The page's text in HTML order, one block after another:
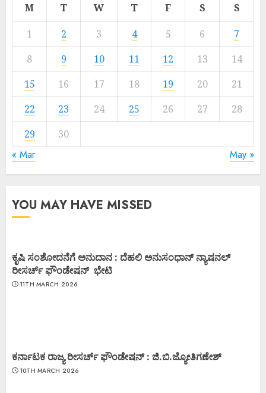
M T W T F S
S
1
2 3 4 5 6
7
8
9 10 11 12 13
14
15
16 17 18 19 20
21
22
23 24 25 26 27
28
29
30
« Mar May »
YOU MAY HAVE MISSED
ಕೃಷಿ ಸಂಶೋದನೆಗೆ ಅನುದಾನ : ದೆಹಲಿ ಅನುಸಂಧಾನ್ ನ್ಯಾಷನಲ್
ರೀಸರ್ಚ್ ಫೌಂಡೇಷನ್ ಭೇಟಿ
11TH MARCH 2026
ಕರ್ನಾಟಕ ರಾಜ್ಯ ರೀಸರ್ಚ್ ಫೌಂಡೇಷನ್ : ಜಿ.ಬಿ.ಜ್ಯೋತಿಗಣೇಶ್
10TH MARCH 2026